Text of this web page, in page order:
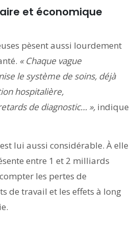
et économique
pèsent aussi lourdement
« Chaque vague
le système de soins, déjà
hospitalière,
de diagnostic… », indique
lui aussi considérable. À elle
entre 1 et 2 milliards
les pertes de
de travail et les effets à long